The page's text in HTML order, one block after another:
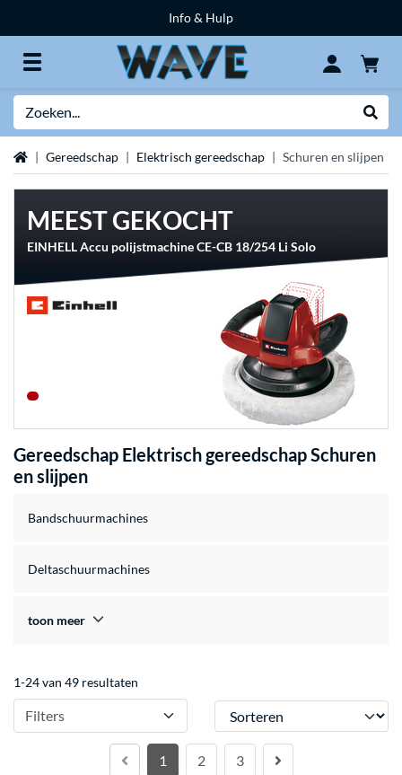
Info & Hulp
HomeGereedschap Elektrisch gereedschap Schuren en slijpen
MEEST GEKOCHT
EINHELL Accu polijstmachine CE-CB 18/254 Li Solo
Gereedschap Elektrisch gereedschap Schuren
en slijpen
Bandschuurmachines
Deltaschuurmachines
toon meer
1-24 van 49 resultaten
Filters Sorteren
1 2 3